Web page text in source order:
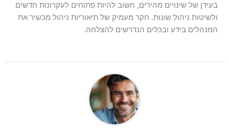
בעידן של שינויים מהירים, חשוב להיות פתוחים לעקרונות חדשים
ולשיטות ניהול שונות. חקר מעמיק של תיאוריות ניהול מכשיר את
המנהלים בידע ובכלים הנדרשים להצלחה.